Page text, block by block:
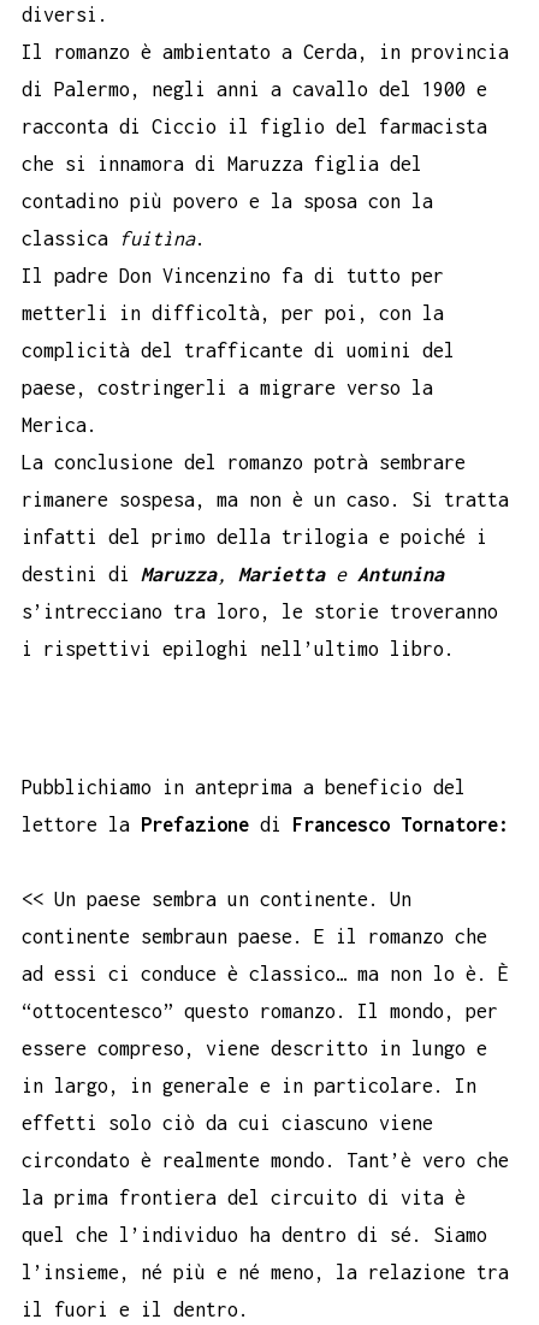
diversi.
Il romanzo è ambientato a Cerda, in provincia
di Palermo, negli anni a cavallo del 1900 e
racconta di Ciccio il figlio del farmacista
che si innamora di Maruzza figlia del
contadino più povero e la sposa con la
classica
fuitìna.
Il padre Don Vincenzino fa di tutto per
metterli in difficoltà, per poi, con la
complicità del trafficante di uomini del
paese, costringerli a migrare verso la
Merica.
La conclusione del romanzo potrà sembrare
rimanere sospesa, ma non è un caso. Si tratta
infatti del primo della trilogia e poiché i
destini di Maruzza, Mariettae Antunina
s’intrecciano tra loro, le storie troveranno
i rispettivi epiloghi nell’ultimo libro.
Pubblichiamo in anteprima a beneficio del
lettore la Prefazione di Francesco Tornatore:
<< Un paese sembra un continente. Un
continente sembraun paese. E il romanzo che
ad essi ci conduce è classico… ma non lo è. È
“ottocentesco” questo romanzo. Il mondo, per
essere compreso, viene descritto in lungo e
in largo, in generale e in particolare. In
effetti solo ciò da cui ciascuno viene
circondato è realmente mondo. Tant’è vero che
la prima frontiera del circuito di vita è
quel che l’individuo ha dentro di sé. Siamo
l’insieme, né più e né meno, la relazione tra
il fuori e il dentro.